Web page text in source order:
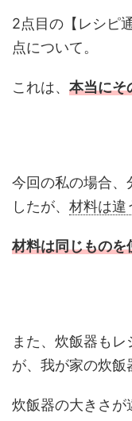
2点目の【レシピ
点について。
これは、 本当にそ
今回の私の場合、
したが、 材料は違
材料は同じものを
また、炊飯器も
が、我が家の炊飯
炊飯器の大きさが